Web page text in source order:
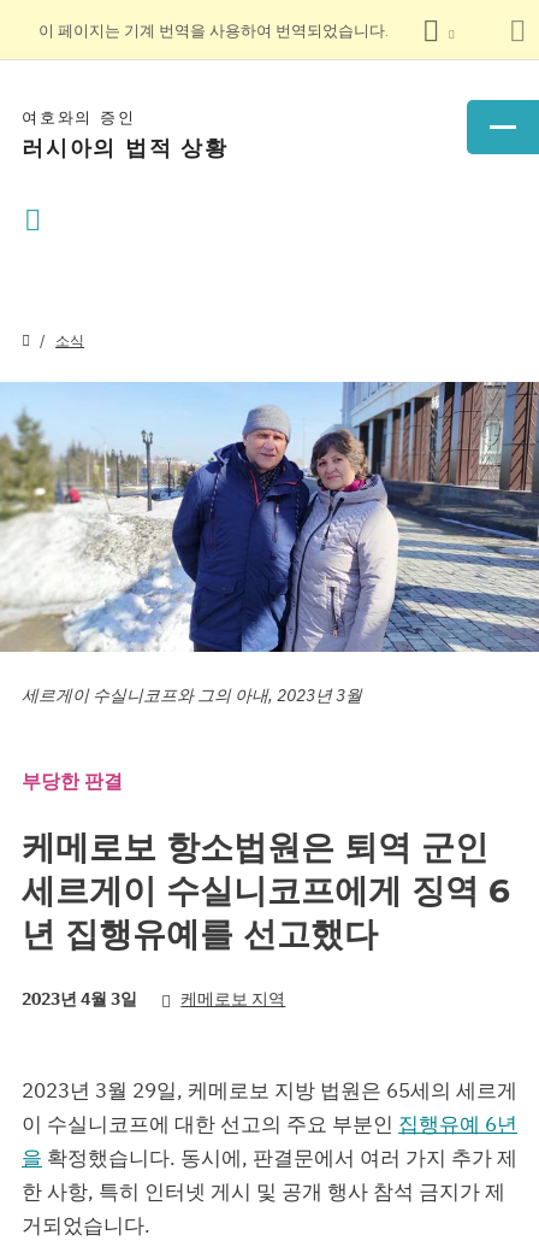
이 페이지는 기계 번역을 사용하여 번역되었습니다.
여호와의 증인
러시아의 법적 상황
소식
세르게이 수실니코프와 그의 아내, 2023년 3월
부당한 판결
케메로보 항소법원은 퇴역 군인
세르게이 수실니코프에게 징역 6
년 집행유예를 선고했다
2023년 4월 3일 케메로보 지역
2023년 3월 29일, 케메로보 지방 법원은 65세의 세르게
이 수실니코프에 대한 선고의 주요 부분인 집행유예 6년
을 확정했습니다. 동시에, 판결문에서 여러 가지 추가 제
한 사항, 특히 인터넷 게시 및 공개 행사 참석 금지가 제
거되었습니다.